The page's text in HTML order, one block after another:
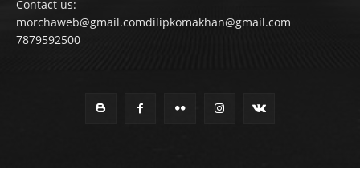
Contact us:
morchaweb@gmail.comdilipkomakhan@gmail.com
7879592500